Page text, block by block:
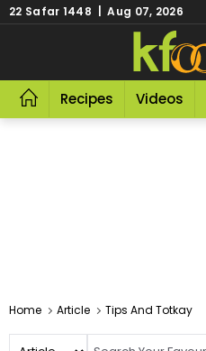
22 Safar 1448 | Aug 07, 2026
Recipes Videos
Home Article Tips And Totkay